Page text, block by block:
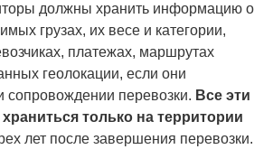
должны хранить информацию о
грузах, их весе и категории,
платежах, маршрутах
геолокации, если они
сопровождении перевозки. Все эти
только на территории
лет после завершения перевозки.